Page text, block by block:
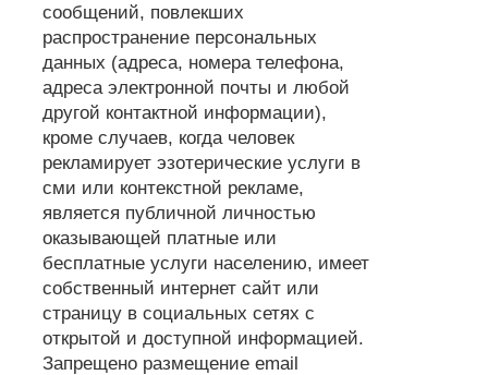
сообщений, повлекших
распространение персональных
данных (адреса, номера телефона,
адреса электронной почты и любой
другой контактной информации),
кроме случаев, когда человек
рекламирует эзотерические услуги в
сми или контекстной рекламе,
является публичной личностью
оказывающей платные или
бесплатные услуги населению, имеет
собственный интернет сайт или
страницу в социальных сетях с
открытой и доступной информацией.
Запрещено размещение email